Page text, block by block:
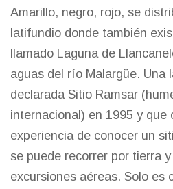
Amarillo, negro, rojo, se
latifundio donde también
llamado Laguna de
aguas del río Malargüe. Una
declarada Sitio Ramsar
internacional) en 1995 y que
experiencia de conocer un
se puede recorrer por tierra
excursiones aéreas. Solo es